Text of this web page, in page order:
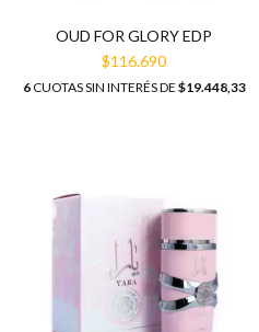
OUD FOR GLORY EDP
$116.690
6CUOTAS SIN INTERÉS DE $19.448,33